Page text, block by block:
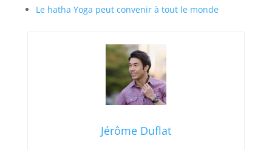
Le hatha Yoga peut convenir à tout le monde
Jérôme Duflat